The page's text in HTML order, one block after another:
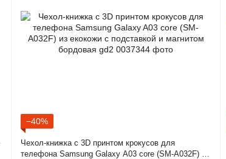
−40%
Чехол-книжка с 3D принтом крокусов для
телефона Samsung Galaxy A03 core (SM-A032F) из